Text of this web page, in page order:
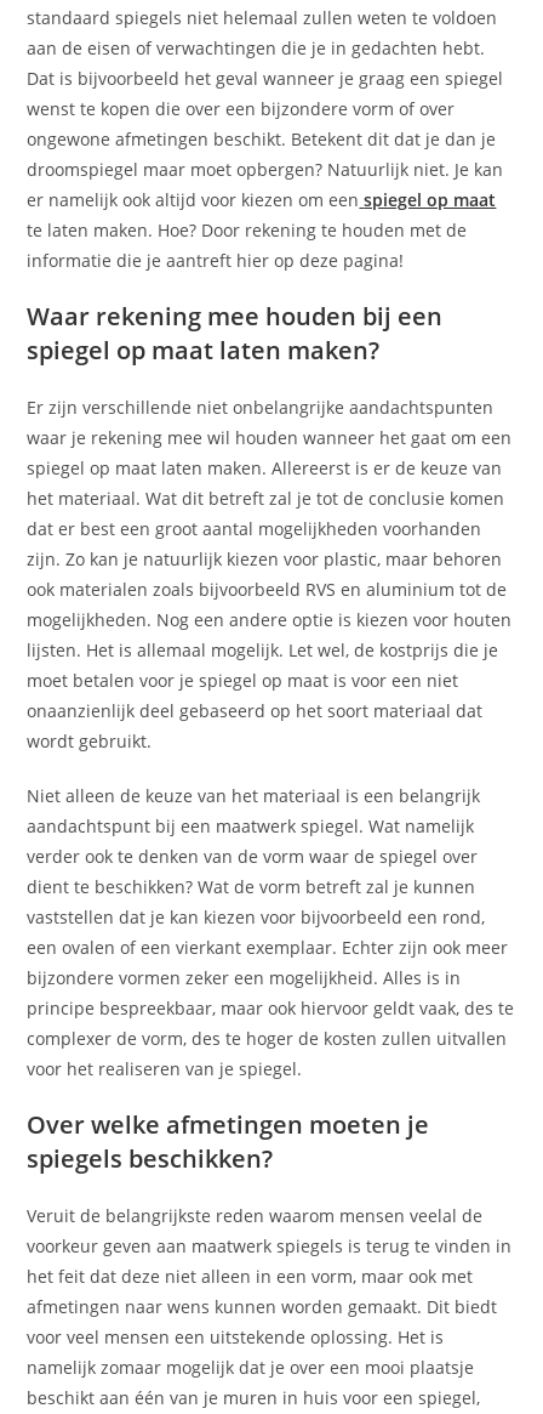
standaard spiegels niet helemaal zullen weten te voldoen
aan de eisen of verwachtingen die je in gedachten hebt.
Dat is bijvoorbeeld het geval wanneer je graag een spiegel
wenst te kopen die over een bijzondere vorm of over
ongewone afmetingen beschikt. Betekent dit dat je dan je
droomspiegel maar moet opbergen? Natuurlijk niet. Je kan
er namelijk ook altijd voor kiezen om een spiegel op maat
te laten maken. Hoe? Door rekening te houden met de
informatie die je aantreft hier op deze pagina!
Waar rekening mee houden bij een
spiegel op maat laten maken?
Er zijn verschillende niet onbelangrijke aandachtspunten
waar je rekening mee wil houden wanneer het gaat om een
spiegel op maat laten maken. Allereerst is er de keuze van
het materiaal. Wat dit betreft zal je tot de conclusie komen
dat er best een groot aantal mogelijkheden voorhanden
zijn. Zo kan je natuurlijk kiezen voor plastic, maar behoren
ook materialen zoals bijvoorbeeld RVS en aluminium tot de
mogelijkheden. Nog een andere optie is kiezen voor houten
lijsten. Het is allemaal mogelijk. Let wel, de kostprijs die je
moet betalen voor je spiegel op maat is voor een niet
onaanzienlijk deel gebaseerd op het soort materiaal dat
wordt gebruikt.
Niet alleen de keuze van het materiaal is een belangrijk
aandachtspunt bij een maatwerk spiegel. Wat namelijk
verder ook te denken van de vorm waar de spiegel over
dient te beschikken? Wat de vorm betreft zal je kunnen
vaststellen dat je kan kiezen voor bijvoorbeeld een rond,
een ovalen of een vierkant exemplaar. Echter zijn ook meer
bijzondere vormen zeker een mogelijkheid. Alles is in
principe bespreekbaar, maar ook hiervoor geldt vaak, des te
complexer de vorm, des te hoger de kosten zullen uitvallen
voor het realiseren van je spiegel.
Over welke afmetingen moeten je
spiegels beschikken?
Veruit de belangrijkste reden waarom mensen veelal de
voorkeur geven aan maatwerk spiegels is terug te vinden in
het feit dat deze niet alleen in een vorm, maar ook met
afmetingen naar wens kunnen worden gemaakt. Dit biedt
voor veel mensen een uitstekende oplossing. Het is
namelijk zomaar mogelijk dat je over een mooi plaatsje
beschikt aan één van je muren in huis voor een spiegel,